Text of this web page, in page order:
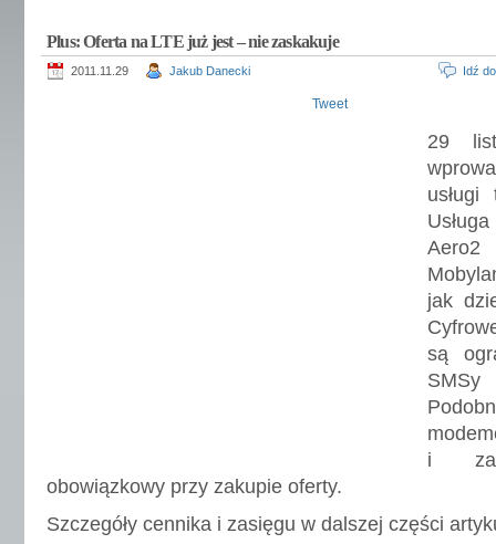
Plus: Oferta na LTE już jest – nie zaskakuje
2011.11.29 Jakub Danecki Idź
Tweet
29
usługi
Aero2
jak
są
SMSy
i
obowiązkowy przy zakupie oferty.
Szczegóły cennika i zasięgu w dalszej części